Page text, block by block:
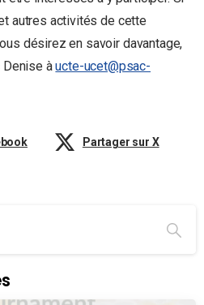
autres activités de cette
désirez en savoir davantage,
Denise àucte-ucet@psac-
Partager sur X